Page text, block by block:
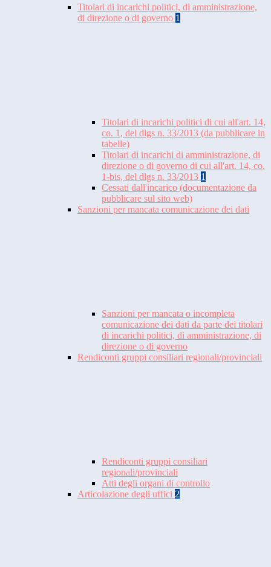
Titolari di incarichi politici, di amministrazione,
di direzione o di governo 1
Titolari di incarichi politici di cui all'art. 14,
co. 1, del dlgs n. 33/2013 (da pubblicare in
tabelle)
Titolari di incarichi di amministrazione, di
direzione o di governo di cui all'art. 14, co.
1-bis, del dlgs n. 33/2013 1
Cessati dall'incarico (documentazione da
pubblicare sul sito web)
Sanzioni per mancata comunicazione dei dati
Sanzioni per mancata o incompleta
comunicazione dei dati da parte dei titolari
di incarichi politici, di amministrazione, di
direzione o di governo
Rendiconti gruppi consiliari regionali/provinciali
Rendiconti gruppi consiliari
regionali/provinciali
Atti degli organi di controllo
Articolazione degli uffici 2